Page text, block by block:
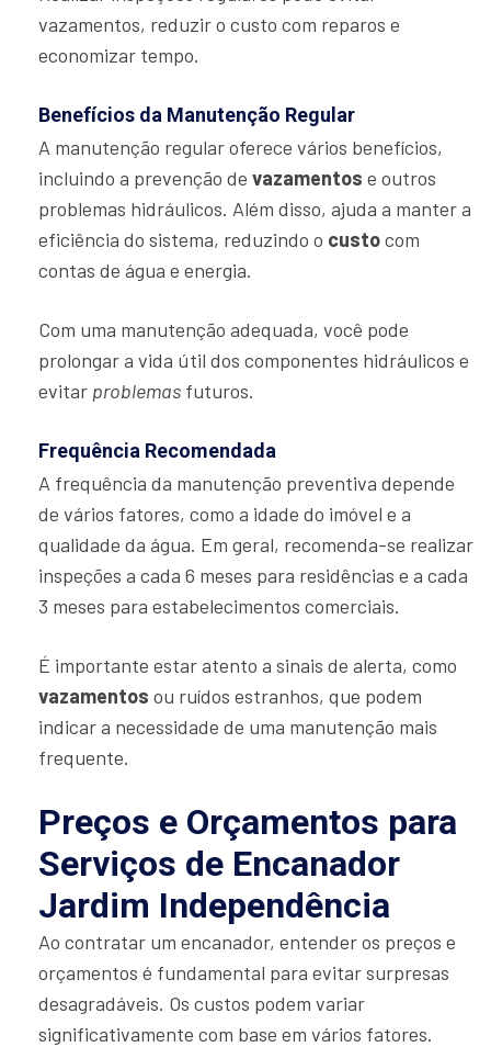
vazamentos, reduzir o custo com reparos e
economizar tempo.
Benefícios da Manutenção Regular
A manutenção regular oferece vários benefícios,
incluindo a prevenção de vazamentos e outros
problemas hidráulicos. Além disso, ajuda a manter a
eficiência do sistema, reduzindo o custocom
contas de água e energia.
Com uma manutenção adequada, você pode
prolongar a vida útil dos componentes hidráulicos e
evitar problemas futuros.
Frequência Recomendada
A frequência da manutenção preventiva depende
de vários fatores, como a idade do imóvel e a
qualidade da água. Em geral, recomenda-se realizar
inspeções a cada 6 meses para residências e a cada
3 meses para estabelecimentos comerciais.
É importante estar atento a sinais de alerta, como
vazamentos ou ruídos estranhos, que podem
indicar a necessidade de uma manutenção mais
frequente.
Preços e Orçamentos para
Serviços de Encanador
Jardim Independência
Ao contratar um encanador, entender os preços e
orçamentos é fundamental para evitar surpresas
desagradáveis. Os custos podem variar
significativamente com base em vários fatores.